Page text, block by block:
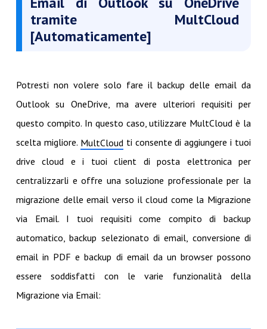
tramite MultCloud
[Automaticamente]
Potresti non volere solo fare il backup delle email da
Outlook su OneDrive, ma avere ulteriori requisiti per
questo compito. In questo caso, utilizzare MultCloud è la
scelta migliore. MultCloud ti consente di aggiungere i tuoi
drive cloud e i tuoi client di posta elettronica per
centralizzarli e offre una soluzione professionale per la
migrazione delle email verso il cloud come la Migrazione
via Email. I tuoi requisiti come compito di backup
automatico, backup selezionato di email, conversione di
email in PDF e backup di email da un browser possono
essere soddisfatti con le varie funzionalità della
Migrazione via Email: